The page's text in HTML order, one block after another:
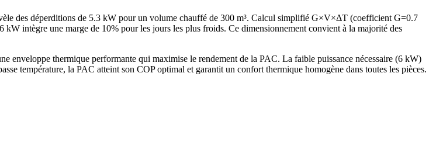
des déperditions de 5.3 kW pour un volume chauffé de 300 m³. Calcul simplifié G×V×ΔT (coefficient G=0.7
intègre une marge de 10% pour les jours les plus froids. Ce dimensionnement convient à la majorité des
enveloppe thermique performante qui maximise le rendement de la PAC. La faible puissance nécessaire (6 kW)
température, la PAC atteint son COP optimal et garantit un confort thermique homogène dans toutes les pièces.